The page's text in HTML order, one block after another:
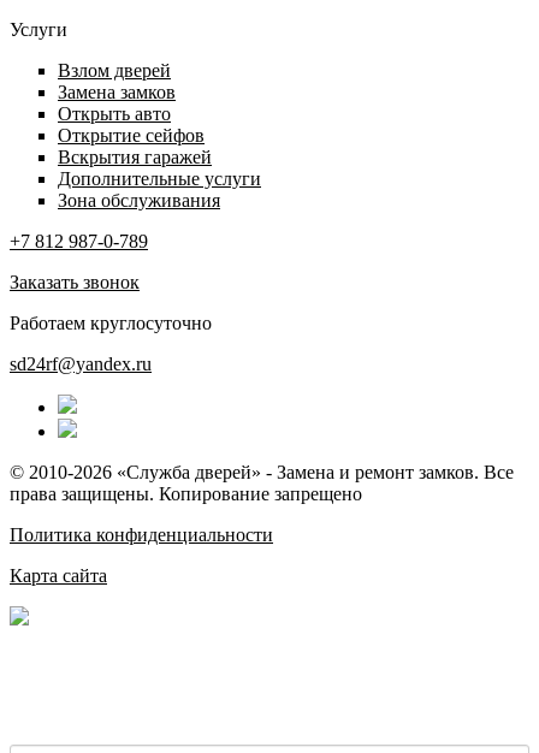
Услуги
Взлом дверей
Замена замков
Открыть авто
Открытие сейфов
Вскрытия гаражей
Дополнительные услуги
Зона обслуживания
+7 812 987-0-789
Заказать звонок
Работаем круглосуточно
sd24rf@yandex.ru
© 2010-2026 «Служба дверей» - Замена и ремонт замков. Все
права защищены. Копирование запрещено
Политика конфиденциальности
Карта сайта